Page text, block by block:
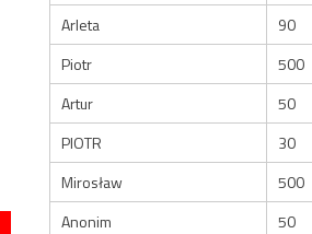
Arleta
90
Piotr
500
Artur
50
PIOTR
30
Mirosław
500
Anonim
50